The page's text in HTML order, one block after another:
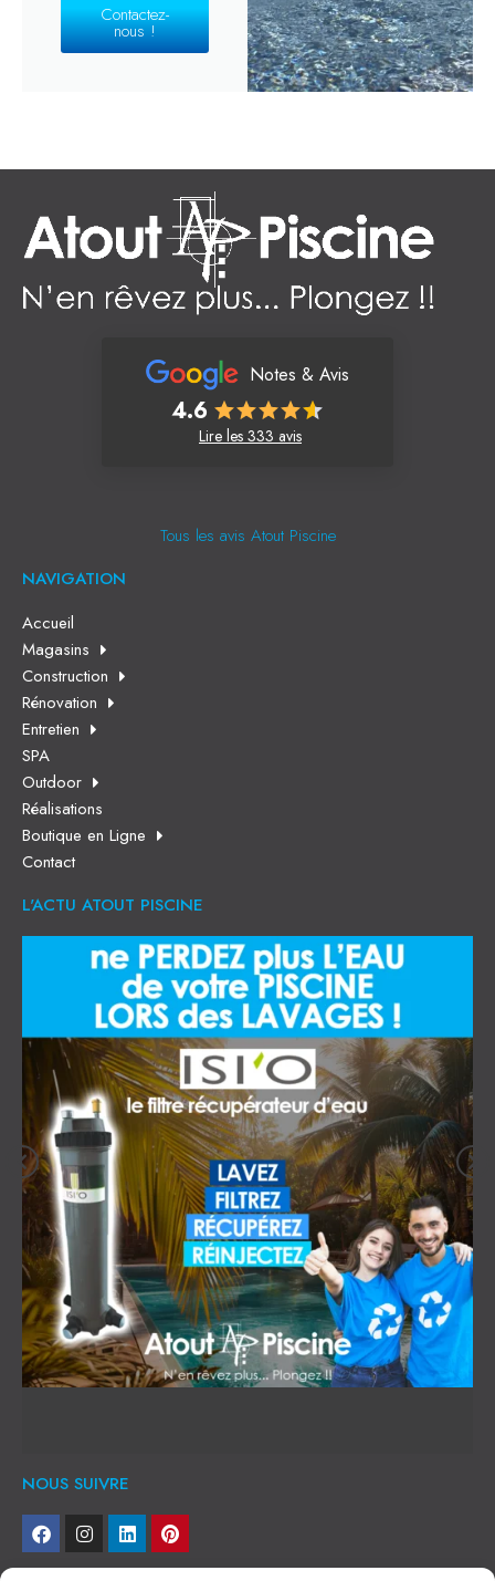
Contactez-
nous !
Notes & Avis
4.6
Lire les 333 avis
Tous les avis Atout Piscine
NAVIGATION
Accueil
Magasins
Construction
Rénovation
Entretien
SPA
Outdoor
Réalisations
Boutique en Ligne
Contact
L'ACTU ATOUT PISCINE
NOUS SUIVRE